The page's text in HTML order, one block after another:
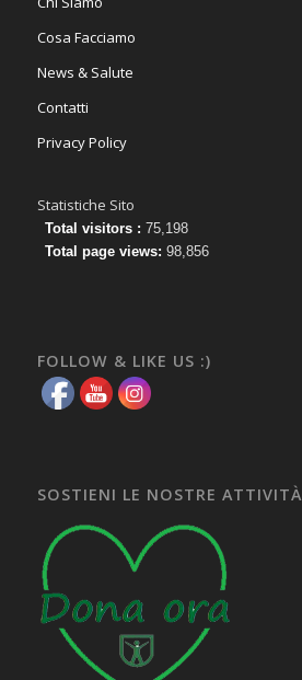
Cosa Facciamo
News & Salute
Contatti
Privacy Policy
Statistiche Sito
Total visitors : 75,198
Total page views: 98,856
FOLLOW & LIKE US :)
SOSTIENI LE NOSTRE ATTIVITÀ